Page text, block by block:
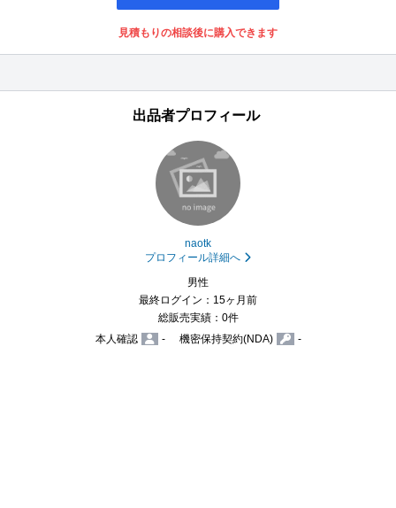
見積もりの相談後に購入できます
出品者プロフィール
naotk
プロフィール詳細へ
男性
最終ログイン：15ヶ月前
総販売実績：0件
本人確認
- 機密保持契約(NDA) -